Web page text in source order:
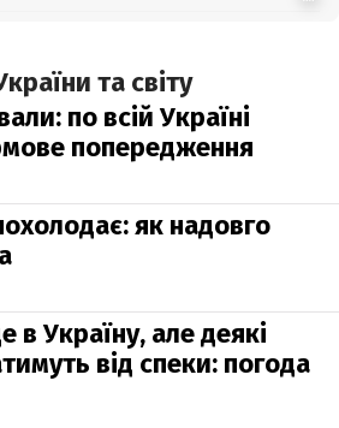
та світу
по всій Україні
попередження
як надовго
в Україну, але деякі
від спеки: погода